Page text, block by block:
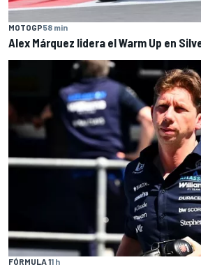
MOTOGP58 min
Alex Márquez lidera el Warm Up en
FÓRMULA 11 h